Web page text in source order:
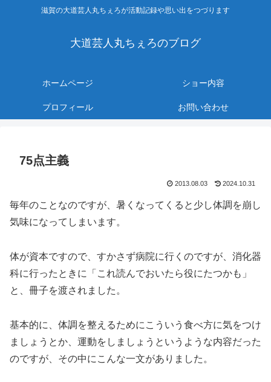
滋賀の大道芸人丸ちぇろが活動記録や思い出をつづります
大道芸人丸ちぇろのブログ
ホームページ ショー内容
プロフィール お問い合わせ
75点主義
2013.08.03 2024.10.31
毎年のことなのですが、暑くなってくると少し体調を崩し
気味になってしまいます。
体が資本ですので、すかさず病院に行くのですが、消化器
科に行ったときに「これ読んでおいたら役にたつかも」
と、冊子を渡されました。
基本的に、体調を整えるためにこういう食べ方に気をつけ
ましょうとか、運動をしましょうというような内容だった
のですが、その中にこんな一文がありました。